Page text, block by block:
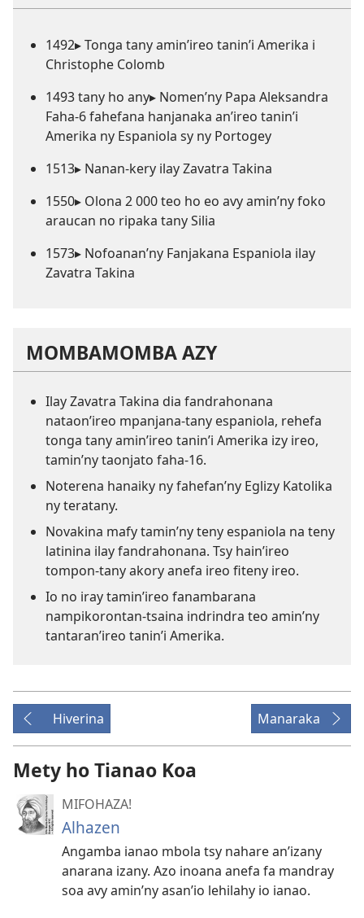
1492▸ Tonga tany amin’ireo tanin’i Amerika i
Christophe Colomb
1493 tany ho any▸ Nomen’ny Papa Aleksandra
Faha-6 fahefana hanjanaka an’ireo tanin’i
Amerika ny Espaniola sy ny Portogey
1513▸ Nanan-kery ilay Zavatra Takina
1550▸ Olona 2 000 teo ho eo avy amin’ny foko
araucan no ripaka tany Silia
1573▸ Nofoanan’ny Fanjakana Espaniola ilay
Zavatra Takina
MOMBAMOMBA AZY
Ilay Zavatra Takina dia fandrahonana
nataon’ireo mpanjana-tany espaniola, rehefa
tonga tany amin’ireo tanin’i Amerika izy ireo,
tamin’ny taonjato faha-16.
Noterena hanaiky ny fahefan’ny Eglizy Katolika
ny teratany.
Novakina mafy tamin’ny teny espaniola na teny
latinina ilay fandrahonana. Tsy hain’ireo
tompon-tany akory anefa ireo fiteny ireo.
Io no iray tamin’ireo fanambarana
nampikorontan-tsaina indrindra teo amin’ny
tantaran’ireo tanin’i Amerika.
Hiverina Manaraka
Mety ho Tianao Koa
MIFOHAZA!
Alhazen
Angamba ianao mbola tsy nahare an’izany
anarana izany. Azo inoana anefa fa mandray
soa avy amin’ny asan’io lehilahy io ianao.